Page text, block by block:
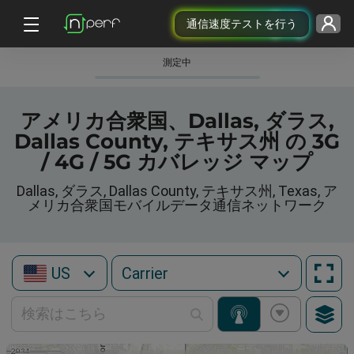
通信速度テストを行う
測定中
アメリカ合衆国、Dallas, ダラス,
Dallas County, テキサス州 の 3G
/ 4G / 5G カバレッジ マップ
Dallas, ダラス, Dallas County, テキサス州, Texas, ア
メリカ合衆国モバイルデータ通信ネットワーク
US